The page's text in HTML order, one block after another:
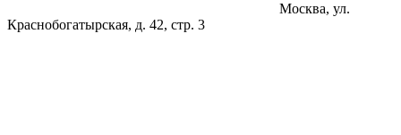
Москва, ул.
Краснобогатырская, д. 42, стр. 3